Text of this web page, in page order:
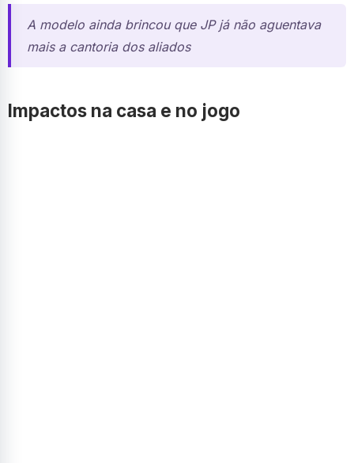
A modelo ainda brincou que JP já não aguentava
mais a cantoria dos aliados
Impactos na casa e no jogo